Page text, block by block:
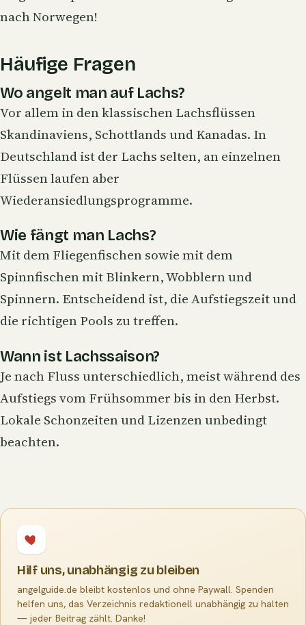
nach Norwegen!
Häufige Fragen
Wo angelt man auf Lachs?
Vor allem in den klassischen Lachsflüssen
Skandinaviens, Schottlands und Kanadas. In
Deutschland ist der Lachs selten, an einzelnen
Flüssen laufen aber
Wiederansiedlungsprogramme.
Wie fängt man Lachs?
Mit demFliegenfischensowie mit dem
Spinnfischenmit Blinkern,Wobblernund
Spinnern. Entscheidend ist, die Aufstiegszeit und
die richtigen Pools zu treffen.
Wann ist Lachssaison?
Je nach Fluss unterschiedlich, meist während des
Aufstiegs vom Frühsommer bis in den Herbst.
Lokale Schonzeiten und Lizenzen unbedingt
beachten.
Hilf uns, unabhängig zu bleiben
angelguide.de bleibt kostenlos und ohne Paywall. Spenden
helfen uns, das Verzeichnis redaktionell unabhängig zu halten
— jeder Beitrag zählt. Danke!